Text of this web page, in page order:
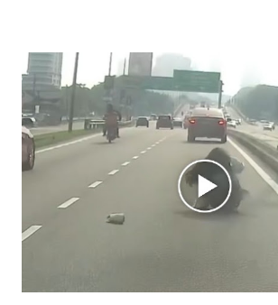
hiburan di kawasan berkenaan. Seorang
meninggal dunia di lokasi kejadian akibat
manakala seorang lagi mangsa mengalami
Turut dipercayai terdapat seorang lagi
namun identitinya masih belum dikenal
keluar dari lokasi oleh kenalannya. Polis
mengesan dua suspek yang masih bebas
siasatan lanjut. Kes disiasat mengikut
Keseksaan kerana membunuh. Orang
maklumat diminta t...